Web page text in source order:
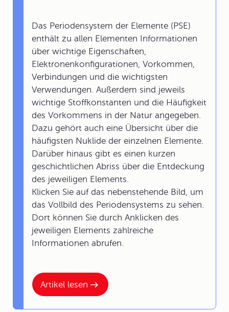
Artikel lesen
Das Periodensystem der Elemente (PSE)
enthält zu allen Elementen Informationen
über wichtige Eigenschaften,
Elektronenkonfigurationen, Vorkommen,
Verbindungen und die wichtigsten
Verwendungen. Außerdem sind jeweils
wichtige Stoffkonstanten und die Häufigkeit
des Vorkommens in der Natur angegeben.
Dazu gehört auch eine Übersicht über die
häufigsten Nuklide der einzelnen Elemente.
Darüber hinaus gibt es einen kurzen
geschichtlichen Abriss über die Entdeckung
des jeweiligen Elements.
Klicken Sie auf das nebenstehende Bild, um
das Vollbild des Periodensystems zu sehen.
Dort können Sie durch Anklicken des
jeweiligen Elements zahlreiche
Informationen abrufen.